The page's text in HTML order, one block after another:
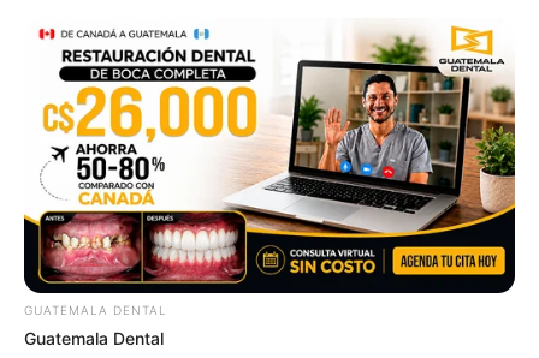
I Bet You Didn't Know It Was Really Happening?
BRAINBERRIES
GUATEMALA DENTAL
Guatemala Dental